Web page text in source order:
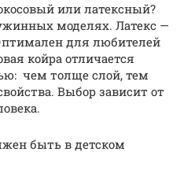
или латексный?
моделях. Латекс —
для любителей
койра отличается
чем толще слой, тем
Выбор зависит от
быть в детском